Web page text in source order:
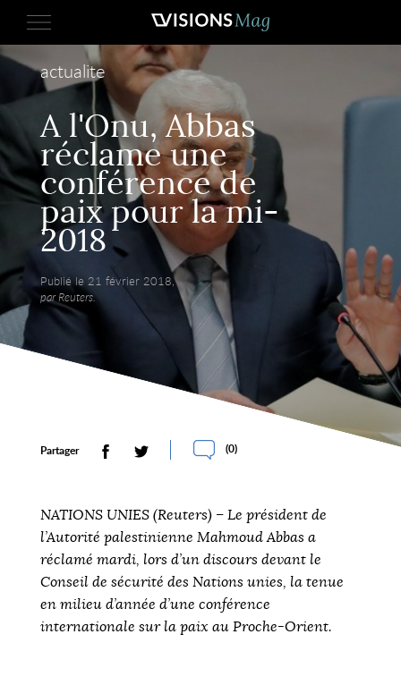
actualite
A l'Onu, Abbas
réclame une
conférence de
paix pour la mi-
2018
Publié le 21 février 2018,
par Reuters.
Partager (0)
NATIONS UNIES (Reuters) – Le président de
l’Autorité palestinienne Mahmoud Abbas a
réclamé mardi, lors d’un discours devant le
Conseil de sécurité des Nations unies, la tenue
en milieu d’année d’une conférence
internationale sur la paix au Proche-Orient.